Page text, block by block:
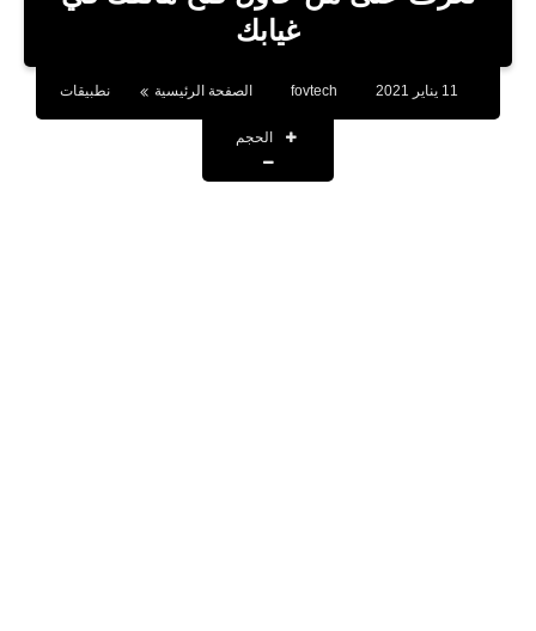
بلوجر
غيابك
fovtech الصفحة الرئيسية نطبيقات
الحجم